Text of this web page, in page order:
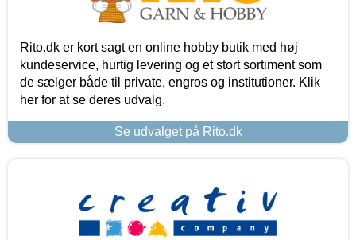
Rito.dk er kort sagt en online hobby butik med høj
kundeservice, hurtig levering og et stort sortiment som
de sælger både til private, engros og institutioner. Klik
her for at se deres udvalg.
Se udvalget på Rito.dk